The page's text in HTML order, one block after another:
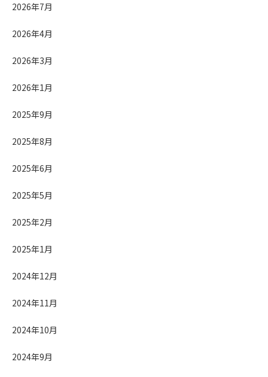
2026年7月
2026年4月
2026年3月
2026年1月
2025年9月
2025年8月
2025年6月
2025年5月
2025年2月
2025年1月
2024年12月
2024年11月
2024年10月
2024年9月